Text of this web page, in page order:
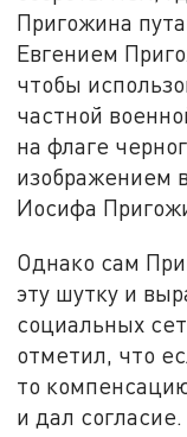
Пригожина
Евгением
чтобы
частной
на флаге
изображением
Иосифа
Однако сам
эту шутку и
социальных
отметил, что
то
и дал